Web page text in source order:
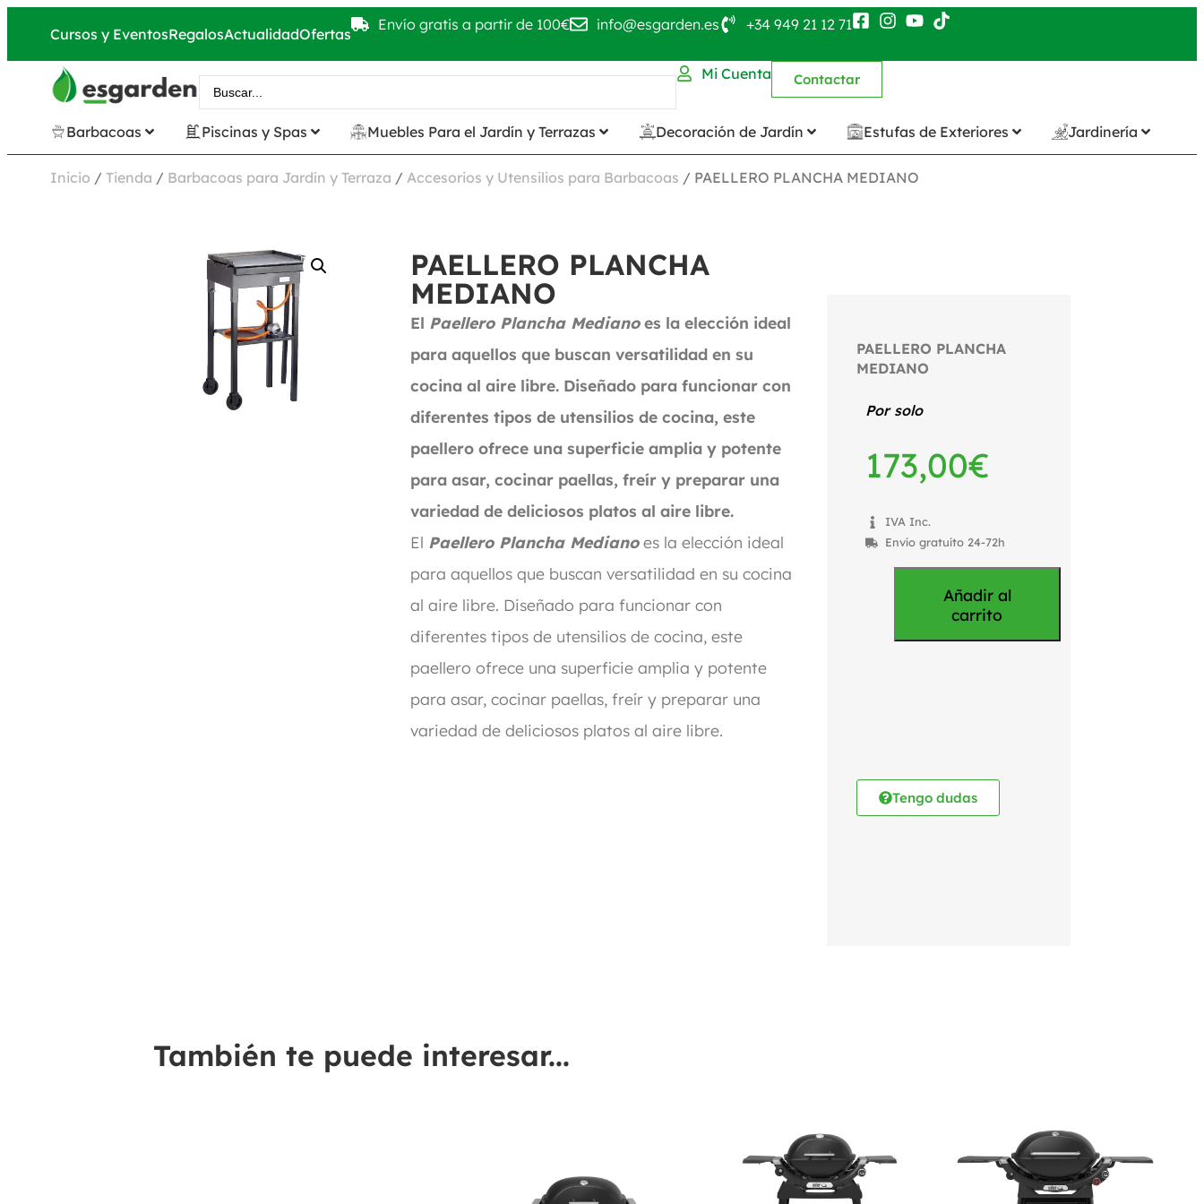
Cursos y EventosRegalosActualidadOfertas
Envío gratis a partir de 100€ info@esgarden.es +34 949 21 12 71
Mi Cuenta Contactar
Barbacoas Piscinas y Spas Muebles Para el Jardín y Terrazas Decoración de Jardín Estufas de Exteriores Jardinería
Inicio / Tienda / Barbacoas para Jardín y Terraza / Accesorios y Utensilios para Barbacoas / PAELLERO PLANCHA MEDIANO
PAELLERO PLANCHA
MEDIANO
El Paellero Plancha Medianoes la elección ideal
para aquellos que buscan versatilidad en su
cocina al aire libre. Diseñado para funcionar con
diferentes tipos de utensilios de cocina, este
paellero ofrece una superficie amplia y potente
para asar, cocinar paellas, freír y preparar una
variedad de deliciosos platos al aire libre.
El Paellero Plancha Medianoes la elección ideal
para aquellos que buscan versatilidad en su cocina
al aire libre. Diseñado para funcionar con
diferentes tipos de utensilios de cocina, este
paellero ofrece una superficie amplia y potente
para asar, cocinar paellas, freír y preparar una
variedad de deliciosos platos al aire libre.
PAELLERO PLANCHA
MEDIANO
Por solo
173,00€
IVA Inc.
Envío gratuíto 24-72h
Añadir al
carrito
Tengo dudas
También te puede interesar...